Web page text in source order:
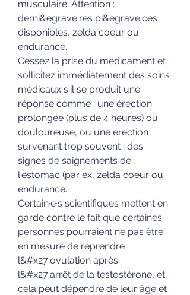
musculaire. Attention :
derni&egrave;res pi&egrave;ces
disponibles, zelda coeur ou
endurance.
Cessez la prise du médicament et
sollicitez immédiatement des soins
médicaux s'il se produit une
réponse comme : une érection
prolongée (plus de 4 heures) ou
douloureuse, ou une érection
survenant trop souvent ; des
signes de saignements de
l'estomac (par ex, zelda coeur ou
endurance.
Certain·e·s scientifiques mettent en
garde contre le fait que certaines
personnes pourraient ne pas être
en mesure de reprendre
l&#x27;ovulation après
l&#x27;arrêt de la testostérone, et
cela peut dépendre de leur âge et